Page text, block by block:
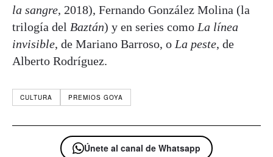
la sangre, 2018), Fernando González Molina (la
trilogía del Baztán) y en series como La línea
invisible, de Mariano Barroso, o La peste, de
Alberto Rodríguez.
CULTURA PREMIOS GOYA
Únete al canal de Whatsapp